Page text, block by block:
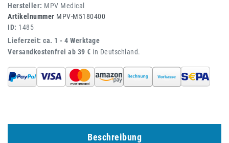
Hersteller: MPV Medical
Artikelnummer MPV-M5180400
ID: 1485
Lieferzeit: ca. 1 - 4 Werktage
Versandkostenfrei ab 39 € in Deutschland.
Beschreibung